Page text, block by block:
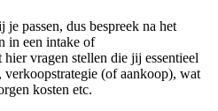
passen, dus bespreek na het
in een intake of
vragen stellen die jij essentieel
(of aankoop), wat
kosten etc.